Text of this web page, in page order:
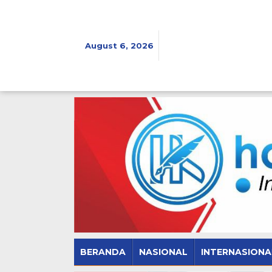
August 6, 2026
BERANDA NASIONAL